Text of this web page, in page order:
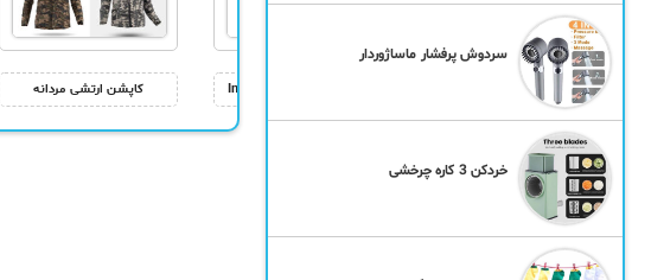
کاپشن ارتشی مردانه پلیور بافت مردانه Floy
سردوش پرفشار ماساژوردار
خردکن 3 کاره چرخشی